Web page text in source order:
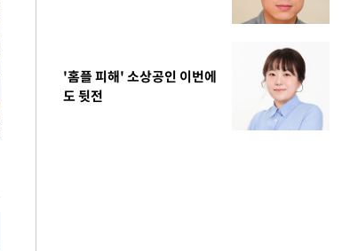
'홈플 피해' 소상공인 이번에
도 뒷전